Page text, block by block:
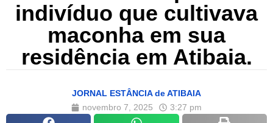
indivíduo que cultivava
maconha em sua
residência em Atibaia.
JORNAL ESTÂNCIA de ATIBAIA
novembro 7, 2025
3:27 pm